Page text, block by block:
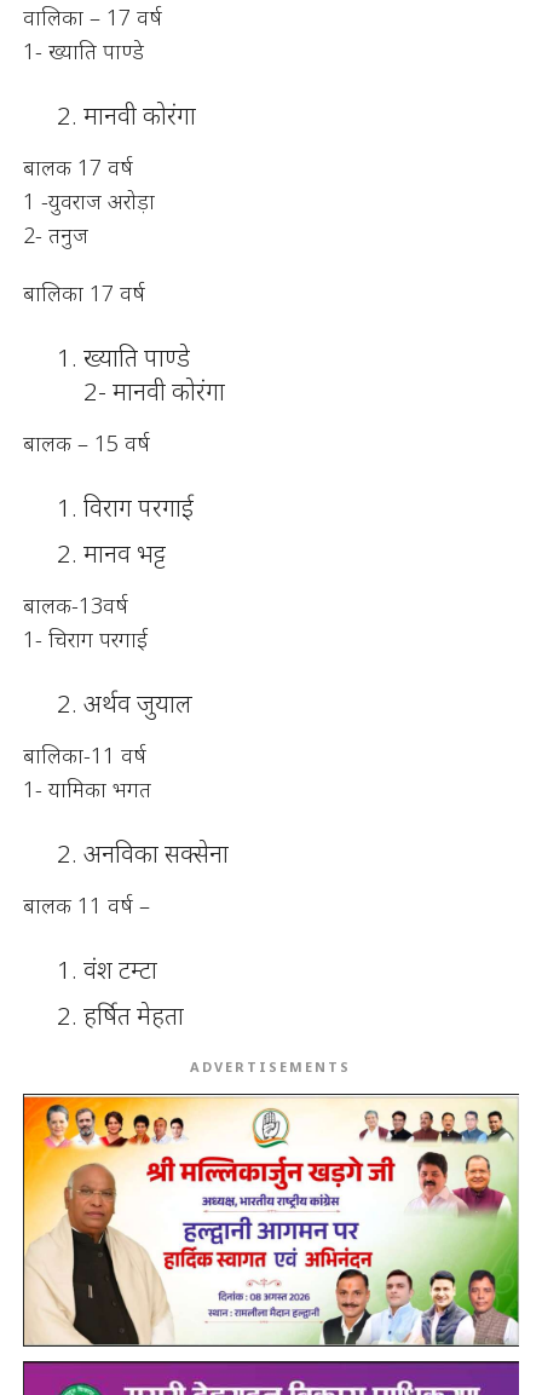
वालिका – 17 वर्ष
1- ख्याति पाण्डे
मानवी कोरंगा
बालक 17 वर्ष
1 -युवराज अरोड़ा
2- तनुज
बालिका 17 वर्ष
ख्याति पाण्डे
2- मानवी कोरंगा
बालक – 15 वर्ष
विराग परगाई
मानव भट्ट
बालक-13वर्ष
1- चिराग परगाई
अर्थव जुयाल
बालिका-11 वर्ष
1- यामिका भगत
अनविका सक्सेना
बालक 11 वर्ष –
वंश टम्टा
हर्षित मेहता
ADVERTISEMENTS